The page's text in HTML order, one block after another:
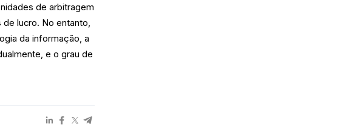
de arbitragem
lucro. No entanto,
da informação, a
e o grau de